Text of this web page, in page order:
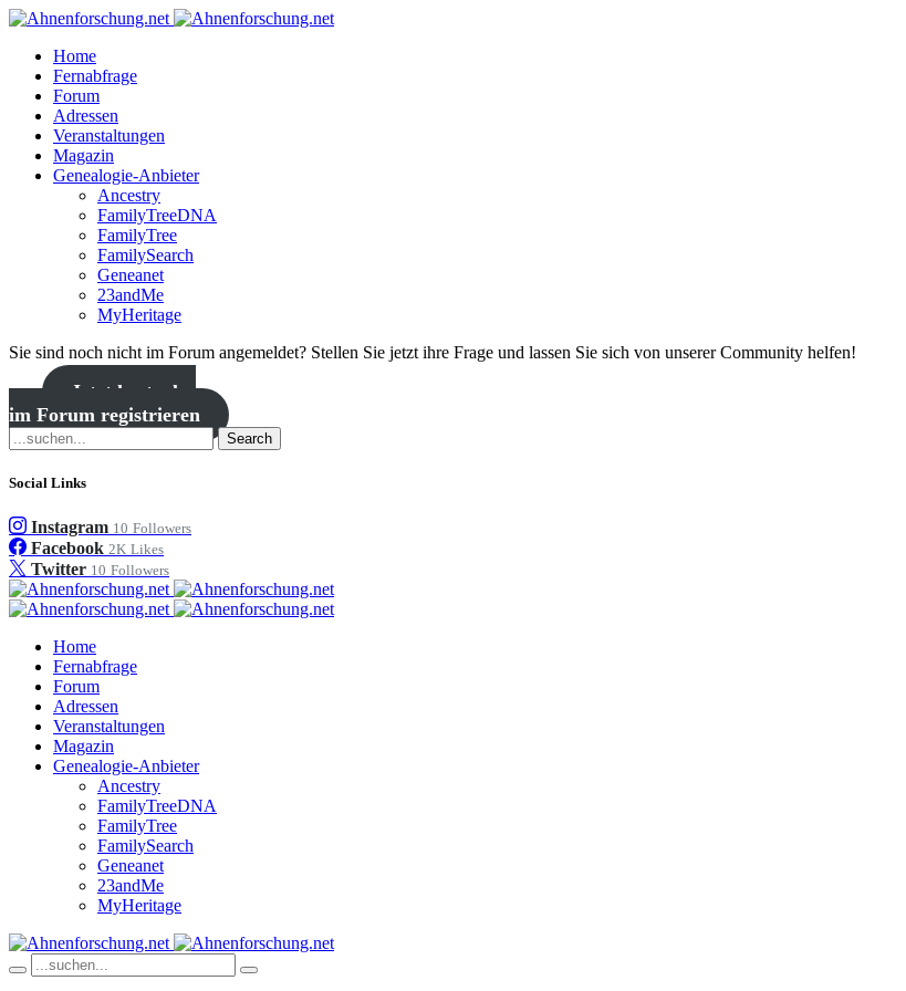
Home
Fernabfrage
Forum
Adressen
Veranstaltungen
Magazin
Genealogie-Anbieter
Ancestry
FamilyTreeDNA
FamilyTree
FamilySearch
Geneanet
23andMe
MyHeritage
Sie sind noch nicht im Forum angemeldet? Stellen Sie jetzt ihre Frage und lassen Sie sich von unserer Community helfen!
Jetzt kostenlos
im Forum registrieren
Search
Social Links
Instagram 10 Followers
Facebook 2K Likes
Twitter 10 Followers
Home
Fernabfrage
Forum
Adressen
Veranstaltungen
Magazin
Genealogie-Anbieter
Ancestry
FamilyTreeDNA
FamilyTree
FamilySearch
Geneanet
23andMe
MyHeritage